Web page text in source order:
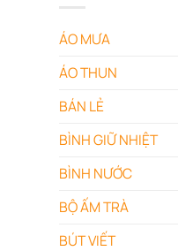
ÁO MƯA
ÁO THUN
BÁN LẺ
BÌNH GIỮ NHIỆT
BÌNH NƯỚC
BỘ ẤM TRÀ
BÚT VIẾT